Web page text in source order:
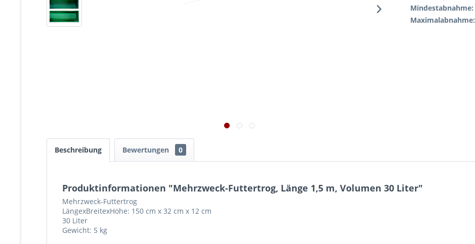
Mindestabnahme:
Maximalabnahme:
Beschreibung Bewertungen 0
Produktinformationen "Mehrzweck-Futtertrog, Länge 1,5 m, Volumen 30 Liter"
Mehrzweck-Futtertrog
LängexBreitexHöhe: 150 cm x 32 cm x 12 cm
30 Liter
Gewicht: 5 kg